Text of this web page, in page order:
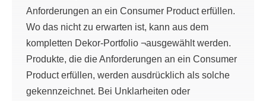
Anforderungen an ein Consumer Product erfüllen.
Wo das nicht zu erwarten ist, kann aus dem
kompletten Dekor-Portfolio ¬ausgewählt werden.
Produkte, die die Anforderungen an ein Consumer
Product erfüllen, werden ausdrücklich als solche
gekennzeichnet. Bei Unklarheiten oder